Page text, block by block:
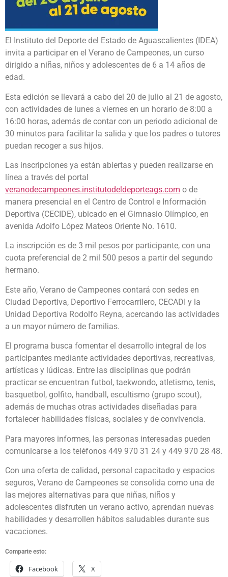
El Instituto del Deporte del Estado de Aguascalientes (IDEA)
invita a participar en el Verano de Campeones, un curso
dirigido a niñas, niños y adolescentes de 6 a 14 años de
edad.
Esta edición se llevará a cabo del 20 de julio al 21 de agosto,
con actividades de lunes a viernes en un horario de 8:00 a
16:00 horas, además de contar con un periodo adicional de
30 minutos para facilitar la salida y que los padres o tutores
puedan recoger a sus hijos.
Las inscripciones ya están abiertas y pueden realizarse en
línea a través del portal
veranodecampeones.institutodeldeporteags.com o de
manera presencial en el Centro de Control e Información
Deportiva (CECIDE), ubicado en el Gimnasio Olímpico, en
avenida Adolfo López Mateos Oriente No. 1610.
La inscripción es de 3 mil pesos por participante, con una
cuota preferencial de 2 mil 500 pesos a partir del segundo
hermano.
Este año, Verano de Campeones contará con sedes en
Ciudad Deportiva, Deportivo Ferrocarrilero, CECADI y la
Unidad Deportiva Rodolfo Reyna, acercando las actividades
a un mayor número de familias.
El programa busca fomentar el desarrollo integral de los
participantes mediante actividades deportivas, recreativas,
artísticas y lúdicas. Entre las disciplinas que podrán
practicar se encuentran futbol, taekwondo, atletismo, tenis,
basquetbol, golfito, handball, escultismo (grupo scout),
además de muchas otras actividades diseñadas para
fortalecer habilidades físicas, sociales y de convivencia.
Para mayores informes, las personas interesadas pueden
comunicarse a los teléfonos 449 970 31 24 y 449 970 28 48.
Con una oferta de calidad, personal capacitado y espacios
seguros, Verano de Campeones se consolida como una de
las mejores alternativas para que niñas, niños y
adolescentes disfruten un verano activo, aprendan nuevas
habilidades y desarrollen hábitos saludables durante sus
vacaciones.
Comparte esto:
Facebook X